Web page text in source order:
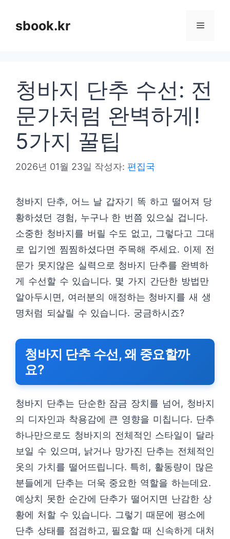
sbook.kr 메
청바지 단추 수선: 전
문가처럼 완벽하게!
5가지 꿀팁
2026년 01월 23일 작성자: 편집국
청바지 단추, 어느 날 갑자기 똑 하고 떨어져 당
황하셨던 경험, 누구나 한 번쯤 있으실 겁니다.
소중한 청바지를 버릴 수도 없고, 그렇다고 그대
로 입기엔 찜찜하셨다면 주목해 주세요. 이제 전
문가 못지않은 실력으로 청바지 단추를 완벽하
게 수선할 수 있습니다. 몇 가지 간단한 방법만
알아두시면, 여러분의 애정하는 청바지를 새 생
명처럼 되살릴 수 있습니다. 궁금하시죠?
청바지 단추 수선, 왜 중요할까
요?
청바지 단추는 단순한 잠금 장치를 넘어, 청바지
의 디자인과 착용감에 큰 영향을 미칩니다. 단추
하나만으로도 청바지의 전체적인 스타일이 달라
보일 수 있으며, 낡거나 망가진 단추는 전체적인
옷의 가치를 떨어뜨립니다. 특히, 활동량이 많은
분들에게 단추는 더욱 중요한 역할을 하는데요.
예상치 못한 순간에 단추가 떨어지면 난감한 상
황에 처할 수 있습니다. 그렇기 때문에 평소에
단추 상태를 점검하고, 필요할 때 신속하게 대처